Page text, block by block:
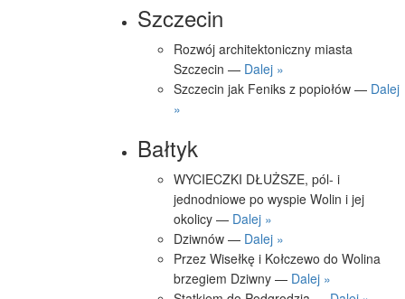
Szczecin
Rozwój architektoniczny miasta
Szczecin — Dalej »
Szczecin jak Feniks z popiołów — Dalej
»
Bałtyk
WYCIECZKI DŁUŻSZE, pól- i
jednodniowe po wyspie Wolin i jej
okolicy — Dalej »
Dziwnów — Dalej »
Przez Wisełkę i Kołczewo do Wolina
brzegiem Dziwny — Dalej »